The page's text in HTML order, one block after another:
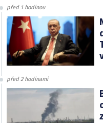
před 1 hodinou
před 2 hodinami